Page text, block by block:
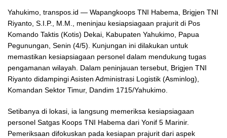
Yahukimo, transpos.id — Wapangkoops TNI Habema, Brigjen TNI
Riyanto, S.I.P., M.M., meninjau kesiapsiagaan prajurit di Pos
Komando Taktis (Kotis) Dekai, Kabupaten Yahukimo, Papua
Pegunungan, Senin (4/5). Kunjungan ini dilakukan untuk
memastikan kesiapsiagaan personel dalam mendukung tugas
pengamanan wilayah. Dalam peninjauan tersebut, Brigjen TNI
Riyanto didampingi Asisten Administrasi Logistik (Asminlog),
Komandan Sektor Timur, Dandim 1715/Yahukimo.
Setibanya di lokasi, ia langsung memeriksa kesiapsiagaan
personel Satgas Koops TNI Habema dari Yonif 5 Marinir.
Pemeriksaan difokuskan pada kesiapan prajurit dari aspek